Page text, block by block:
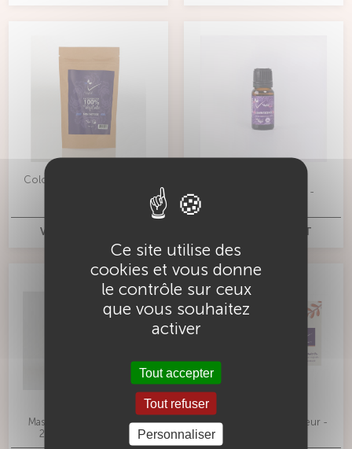
Coloration végétale Abysse
VOIR CE PRODUIT
Luminescence 10ml -
VOIR CE PRODUIT
Masque solaire Bio Hélios
250ml - Végétal'Emoi
Brochure consommateur -
Ce site utilise des
cookies et vous donne
le contrôle sur ceux
que vous souhaitez
activer
Tout accepter
Tout refuser
Personnaliser